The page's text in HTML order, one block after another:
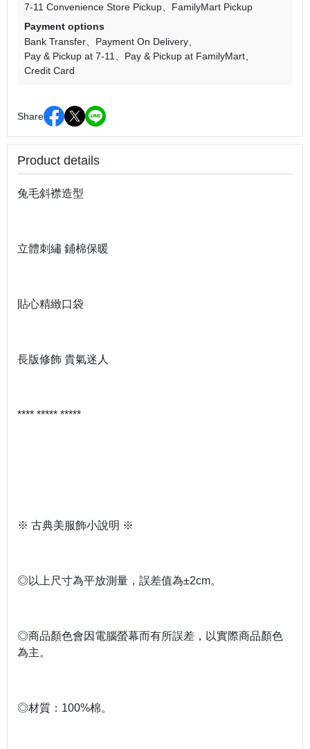
7-11 Convenience Store Pickup
FamilyMart Pickup
Payment options
Bank Transfer
Payment On Delivery
Pay & Pickup at 7-11
Pay & Pickup at FamilyMart
Credit Card
Share
Product details
兔毛斜襟造型
立體刺繡 鋪棉保暖
貼心精緻口袋
長版修飾 貴氣迷人
**** ***** *****
※ 古典美服飾小說明 ※
◎以上尺寸為平放測量，誤差值為±2cm。
◎商品顏色會因電腦螢幕而有所誤差，以實際商品顏色
為主。
◎材質：100%棉。